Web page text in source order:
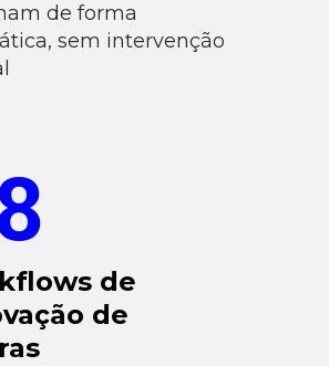
de forma
sem intervenção
de
de